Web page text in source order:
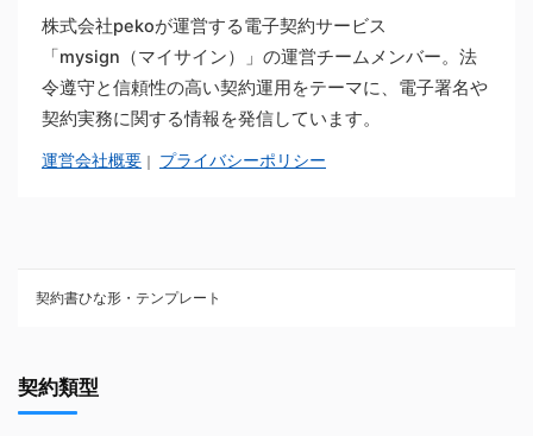
株式会社pekoが運営する電子契約サービス
「mysign（マイサイン）」の運営チームメンバー。法
令遵守と信頼性の高い契約運用をテーマに、電子署名や
契約実務に関する情報を発信しています。
運営会社概要 ｜ プライバシーポリシー
契約書ひな形・テンプレート
NDA（秘密保持契約）
契約類型